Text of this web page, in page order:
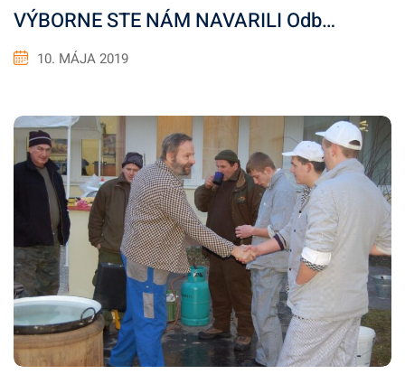
VÝBORNE STE NÁM NAVARILI Odb…
10. MÁJA 2019